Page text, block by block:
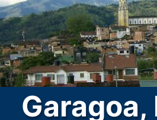
Garagoa,